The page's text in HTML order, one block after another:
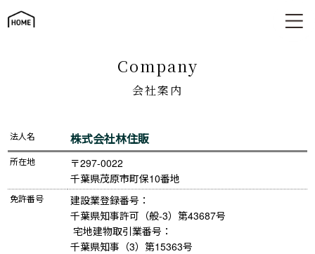
会社案内
company
会社案内
法人名 株式会社林住販
所在地
〒297-0022
千葉県茂原市町保10番地
免許番号
建設業登録番号：
千葉県知事許可（般-3）第43687号
宅地建物取引業番号：
千葉県知事（3）第15363号